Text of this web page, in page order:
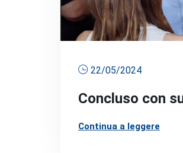
22/05/2024
Concluso con
Continua a leggere